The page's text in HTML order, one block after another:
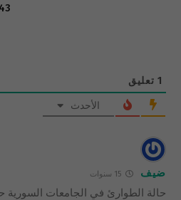
1943
1 تعليق
الأحدث
ضيف 15 سنوات
حالة الطوارئ في الجامعات السورية